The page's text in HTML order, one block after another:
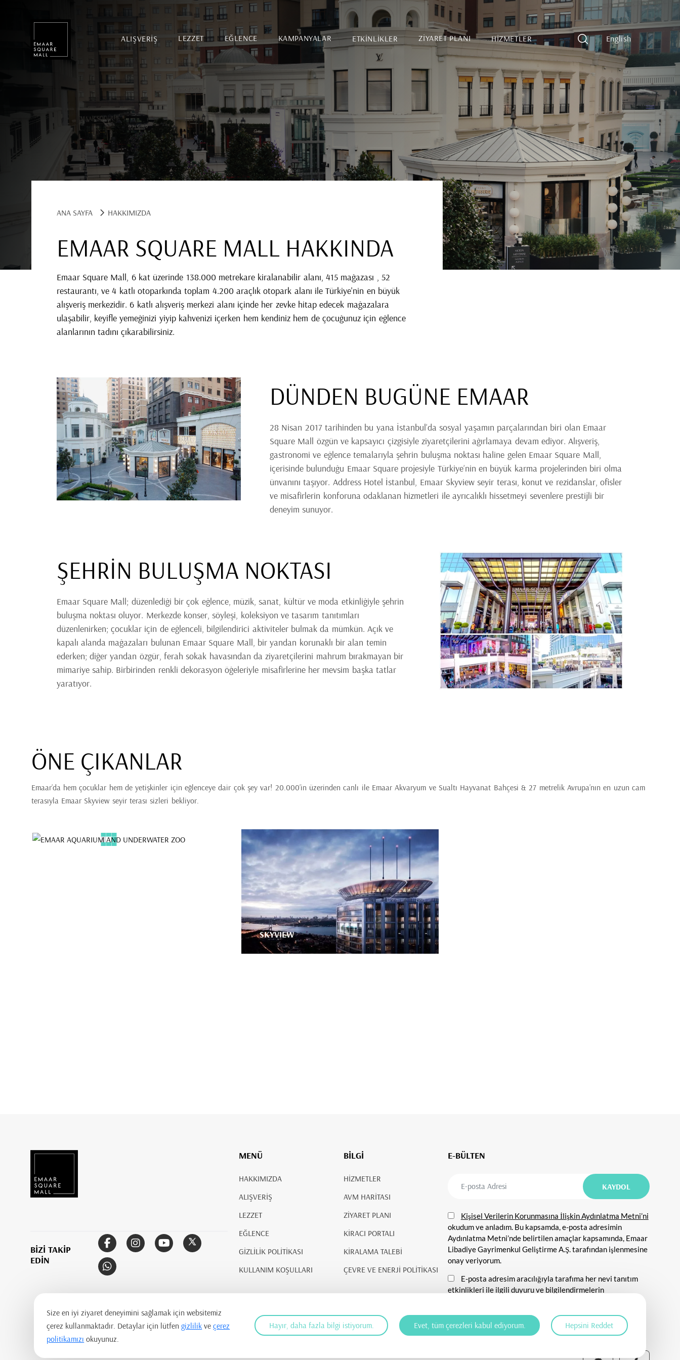
ALIŞVERİŞ LEZZET EĞLENCE KAMPANYALAR ETKİNLİKLER ZİYARET PLANI HİZMETLER English
ANA SAYFA HAKKIMIZDA
EMAAR SQUARE MALL HAKKINDA
Emaar Square Mall, 6 kat üzerinde 138.000 metrekare kiralanabilir alanı, 415 mağazası , 52
restaurantı, ve 4 katlı otoparkında toplam 4.200 araçlık otopark alanı ile Türkiye'nin en büyük
alışveriş merkezidir. 6 katlı alışveriş merkezi alanı içinde her zevke hitap edecek mağazalara
ulaşabilir, keyifle yemeğinizi yiyip kahvenizi içerken hem kendiniz hem de çocuğunuz için eğlence
alanlarının tadını çıkarabilirsiniz.
DÜNDEN BUGÜNE EMAAR
28 Nisan 2017 tarihinden bu yana İstanbul’da sosyal yaşamın parçalarından biri olan Emaar
Square Mall özgün ve kapsayıcı çizgisiyle ziyaretçilerini ağırlamaya devam ediyor. Alışveriş,
gastronomi ve eğlence temalarıyla şehrin buluşma noktası haline gelen Emaar Square Mall,
içerisinde bulunduğu Emaar Square projesiyle Türkiye’nin en büyük karma projelerinden biri olma
ünvanını taşıyor. Address Hotel İstanbul, Emaar Skyview seyir terası, konut ve rezidanslar, ofisler
ve misafirlerin konforuna odaklanan hizmetleri ile ayrıcalıklı hissetmeyi sevenlere prestijli bir
deneyim sunuyor.
ŞEHRİN BULUŞMA NOKTASI
Emaar Square Mall; düzenlediği bir çok eğlence, müzik, sanat, kültür ve moda etkinliğiyle şehrin
buluşma noktası oluyor. Merkezde konser, söyleşi, koleksiyon ve tasarım tanıtımları
düzenlenirken; çocuklar için de eğlenceli, bilgilendirici aktiviteler bulmak da mümkün. Açık ve
kapalı alanda mağazaları bulunan Emaar Square Mall, bir yandan korunaklı bir alan temin
ederken; diğer yandan özgür, ferah sokak havasından da ziyaretçilerini mahrum bırakmayan bir
mimariye sahip. Birbirinden renkli dekorasyon öğeleriyle misafirlerine her mevsim başka tatlar
yaratıyor.
ÖNE ÇIKANLAR
Emaar’da hem çocuklar hem de yetişkinler için eğlenceye dair çok şey var! 20.000’in üzerinden canlı ile Emaar Akvaryum ve Sualtı Hayvanat Bahçesi & 27 metrelik Avrupa’nın en uzun cam
terasıyla Emaar Skyview seyir terası sizleri bekliyor.
SKYVIEW
BİZİ TAKİP
EDİN
MENÜ
HAKKIMIZDA
ALIŞVERİŞ
LEZZET
EĞLENCE
GİZLİLİK POLİTİKASI
KULLANIM KOŞULLARI
BİLGİ
HİZMETLER
AVM HARİTASI
ZİYARET PLANI
KİRACI PORTALI
KİRALAMA TALEBİ
ÇEVRE VE ENERJİ POLİTİKASI
E-BÜLTEN
Kişisel Verilerin Korunmasına İlişkin Aydınlatma Metni’ni
okudum ve anladım. Bu kapsamda, e-posta adresimin
Aydınlatma Metni’nde belirtilen amaçlar kapsamında, Emaar
Libadiye Gayrimenkul Geliştirme A.Ş. tarafından işlenmesine
onay veriyorum.
E-posta adresim aracılığıyla tarafıma her nevi tanıtım
etkinlikleri ile ilgili duyuru ve bilgilendirmelerin
veriyorum.
Mağaza, restaurant, etkinlik arama
Size en iyi ziyaret deneyimini sağlamak için websitemiz
çerez kullanmaktadır. Detaylar için lütfengizlilik veçerez
politikamızı okuyunuz.
Hayır, daha fazla bilgi istiyorum. Evet, tüm çerezleri kabul ediyorum. Hepsini Reddet